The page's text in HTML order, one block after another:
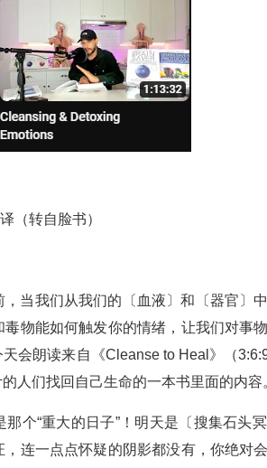
（转自脸书）
当我们从我们的〔血液〕和〔器官〕
物能如何触发你的情绪，让我们对事
会朗读来自《Cleanse to Heal》（
人们找回自己生命的一本书里面的内容
个“重大的日子”！明天是〔搜集石头
连一点点怀疑的阴影都没有，你绝对